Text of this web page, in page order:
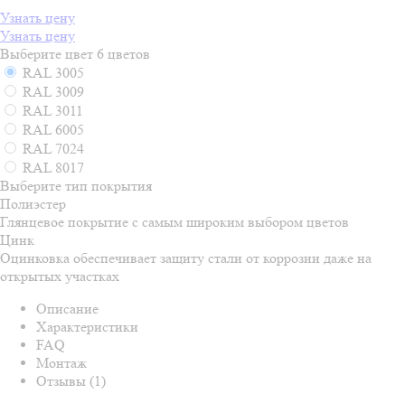
Узнать цену
Узнать цену
Выберите цвет 6 цветов
RAL 3005
RAL 3009
RAL 3011
RAL 6005
RAL 7024
RAL 8017
Выберите тип покрытия
Полиэстер
Глянцевое покрытие с самым широким выбором цветов
Цинк
Оцинковка обеспечивает защиту стали от коррозии даже на
открытых участках
Описание
Характеристики
FAQ
Монтаж
Отзывы (1)